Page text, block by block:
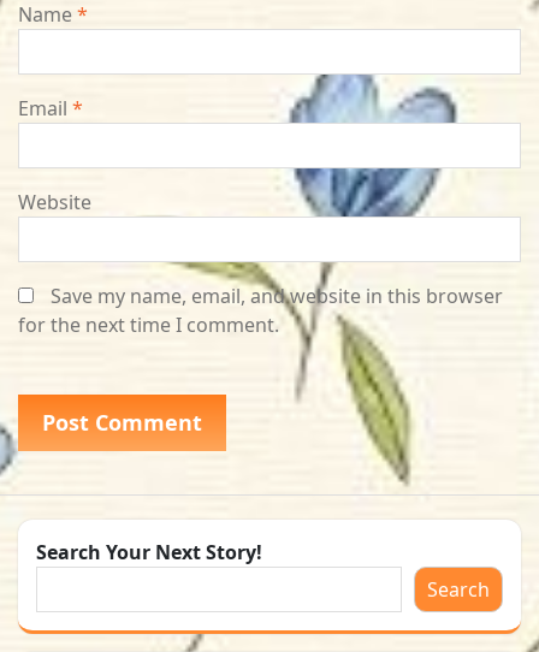
Name*
Email *
Website
Save my name, email, and website in this browser
for the next time I comment.
Search Your Next Story!
Search